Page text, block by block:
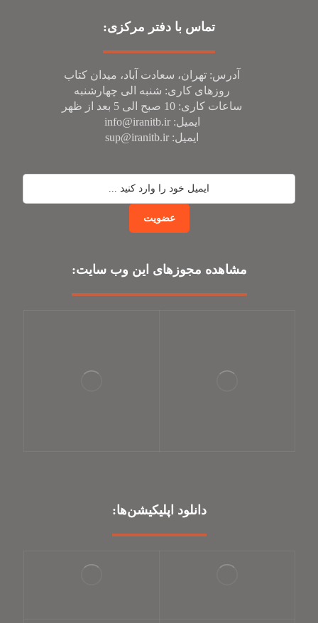
تماس با دفتر مرکزی:
آدرس: تهران، سعادت آباد، میدان کتاب
روز‌های کاری: شنبه الی چهارشنبه
ساعات کاری: 10 صبح الی 5 بعد از ظهر
ایمیل: info@iranitb.ir
ایمیل: sup@iranitb.ir
عضویت
مشاهده مجوز‌های این وب سایت:
دانلود اپلیکیشن‌ها: